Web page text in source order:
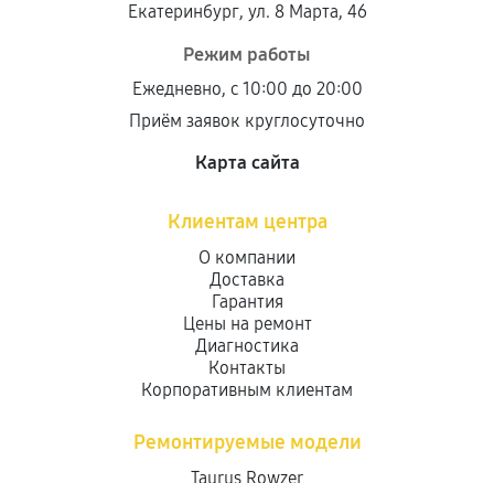
Екатеринбург, ул. 8 Марта, 46
Режим работы
Ежедневно, с 10:00 до 20:00
Приём заявок круглосуточно
Карта сайта
Клиентам центра
О компании
Доставка
Гарантия
Цены на ремонт
Диагностика
Контакты
Корпоративным клиентам
Ремонтируемые модели
Taurus Rowzer